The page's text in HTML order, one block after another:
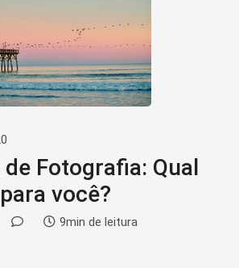
Fotografia: Qual
você?
9min de leitura